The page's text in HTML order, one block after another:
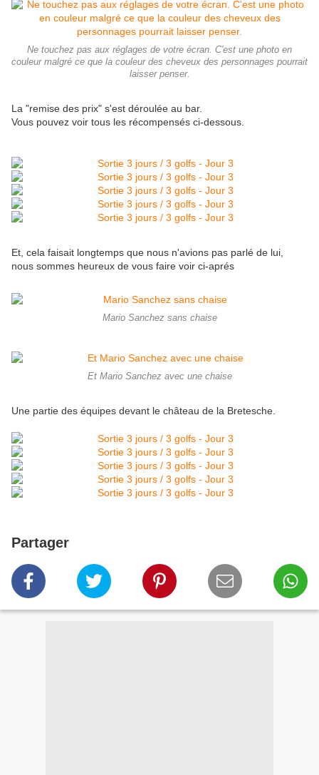
Ne touchez pas aux réglages de votre écran. C'est une photo en
couleur malgré ce que la couleur des cheveux des personnages pourrait
laisser penser.
La "remise des prix" s'est déroulée au bar.
Vous pouvez voir tous les récompensés ci-dessous.
Et, cela faisait longtemps que nous n'avions pas parlé de lui,
nous sommes heureux de vous faire voir ci-aprés
Mario Sanchez sans chaise
Et Mario Sanchez avec une chaise
Une partie des équipes devant le château de la Bretesche.
Partager